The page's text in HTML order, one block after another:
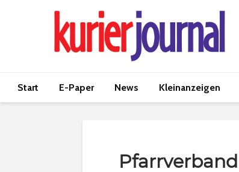
Start E-Paper News Kleinanzeigen